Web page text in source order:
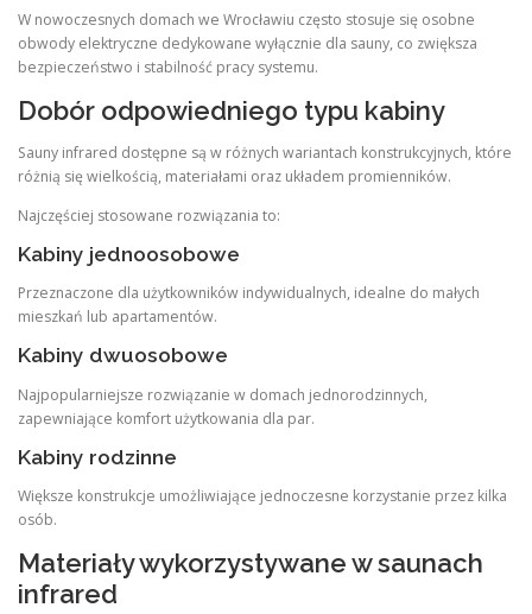
W nowoczesnych domach we Wrocławiu często stosuje się osobne
obwody elektryczne dedykowane wyłącznie dla sauny, co zwiększa
bezpieczeństwo i stabilność pracy systemu.
Dobór odpowiedniego typu kabiny
Sauny infrared dostępne są w różnych wariantach konstrukcyjnych, które
różnią się wielkością, materiałami oraz układem promienników.
Najczęściej stosowane rozwiązania to:
Kabiny jednoosobowe
Przeznaczone dla użytkowników indywidualnych, idealne do małych
mieszkań lub apartamentów.
Kabiny dwuosobowe
Najpopularniejsze rozwiązanie w domach jednorodzinnych,
zapewniające komfort użytkowania dla par.
Kabiny rodzinne
Większe konstrukcje umożliwiające jednoczesne korzystanie przez kilka
osób.
Materiały wykorzystywane w saunach
infrared